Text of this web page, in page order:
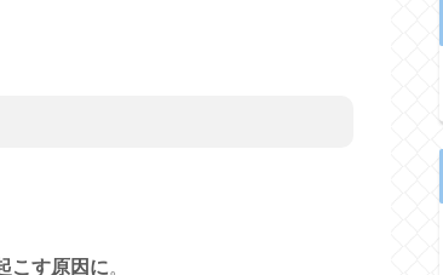
こす原因に。